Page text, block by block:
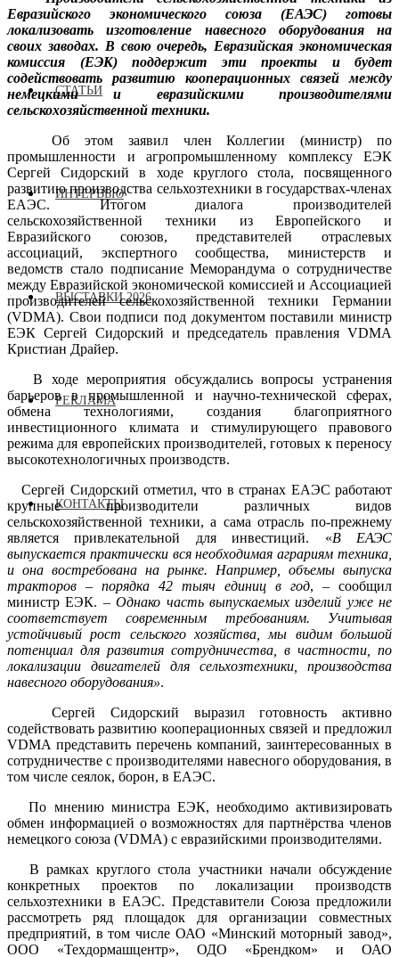
СТАТЬИ
ИНТЕРВЬЮ
ВЫСТАВКИ 2026
РЕКЛАМА
КОНТАКТЫ
Евразийского экономического союза (ЕАЭС) готовы
локализовать изготовление навесного оборудования на
своих заводах. В свою очередь, Евразийская экономическая
комиссия (ЕЭК) поддержит эти проекты и будет
содействовать развитию кооперационных связей между
немецкими и евразийскими производителями
сельскохозяйственной техники.
Об этом заявил член Коллегии (министр) по
промышленности и агропромышленному комплексу ЕЭК
Сергей Сидорский в ходе круглого стола, посвященного
развитию производства сельхозтехники в государствах-членах
ЕАЭС. Итогом диалога производителей
сельскохозяйственной техники из Европейского и
Евразийского союзов, представителей отраслевых
ассоциаций, экспертного сообщества, министерств и
ведомств стало подписание Меморандума о сотрудничестве
между Евразийской экономической комиссией и Ассоциацией
производителей сельскохозяйственной техники Германии
(VDMA). Свои подписи под документом поставили министр
ЕЭК Сергей Сидорский и председатель правления VDMA
Кристиан Драйер.
В ходе мероприятия обсуждались вопросы устранения
барьеров в промышленной и научно-технической сферах,
обмена технологиями, создания благоприятного
инвестиционного климата и стимулирующего правового
режима для европейских производителей, готовых к переносу
высокотехнологичных производств.
Сергей Сидорский отметил, что в странах ЕАЭС работают
крупные производители различных видов
сельскохозяйственной техники, а сама отрасль по-прежнему
является привлекательной для инвестиций. «В ЕАЭС
выпускается практически вся необходимая аграриям техника,
и она востребована на рынке. Например, объемы выпуска
тракторов – порядка 42 тыяч единиц в год, – сообщил
министр ЕЭК. –Однако часть выпускаемых изделий уже не
соответствует современным требованиям.
Учитывая
устойчивый рост сельского хозяйства, мы видим большой
потенциал для развития сотрудничества, в частности, по
локализации двигателей для сельхозтехники, производства
навесного оборудования».
Сергей Сидорский выразил готовность активно
содействовать развитию кооперационных связей и предложил
VDMA представить перечень компаний, заинтересованных в
сотрудничестве с производителями навесного оборудования, в
том числе сеялок, борон, в ЕАЭС.
По мнению министра ЕЭК, необходимо активизировать
обмен информацией о возможностях для партнёрства членов
немецкого союза (VDMA) с евразийскими производителями.
В рамках круглого стола участники начали обсуждение
конкретных проектов по локализации производств
сельхозтехники в ЕАЭС. Представители Союза предложили
рассмотреть ряд площадок для организации совместных
предприятий, в том числе ОАО «Минский моторный завод»,
ООО «Техдормашцентр», ОДО «Брендком» и ОАО